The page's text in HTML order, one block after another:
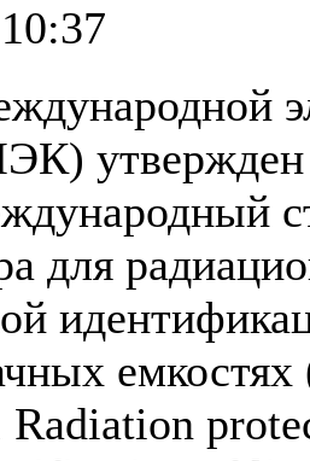
утвержден
для
Radiation